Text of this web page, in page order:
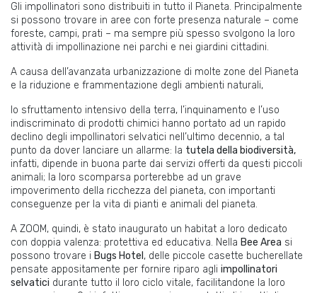
Gli impollinatori sono distribuiti in tutto il Pianeta. Principalmente
si possono trovare in aree con forte presenza naturale – come
foreste, campi, prati – ma sempre più spesso svolgono la loro
attività di impollinazione nei parchi e nei giardini cittadini.
A causa dell’avanzata urbanizzazione di molte zone del Pianeta
e la riduzione e frammentazione degli ambienti naturali,
lo sfruttamento intensivo della terra, l’inquinamento e l’uso
indiscriminato di prodotti chimici hanno portato ad un rapido
declino degli impollinatori selvatici nell’ultimo decennio, a tal
punto da dover lanciare un allarme: la tutela della biodiversità,
infatti, dipende in buona parte dai servizi offerti da questi piccoli
animali; la loro scomparsa porterebbe ad un grave
impoverimento della ricchezza del pianeta, con importanti
conseguenze per la vita di pianti e animali del pianeta.
A ZOOM, quindi, è stato inaugurato un habitat a loro dedicato
con doppia valenza: protettiva ed educativa. Nella Bee Area si
possono trovare i Bugs Hotel , delle piccole casette bucherellate
pensate appositamente per fornire riparo agli impollinatori
selvatici durante tutto il loro ciclo vitale, facilitandone la loro